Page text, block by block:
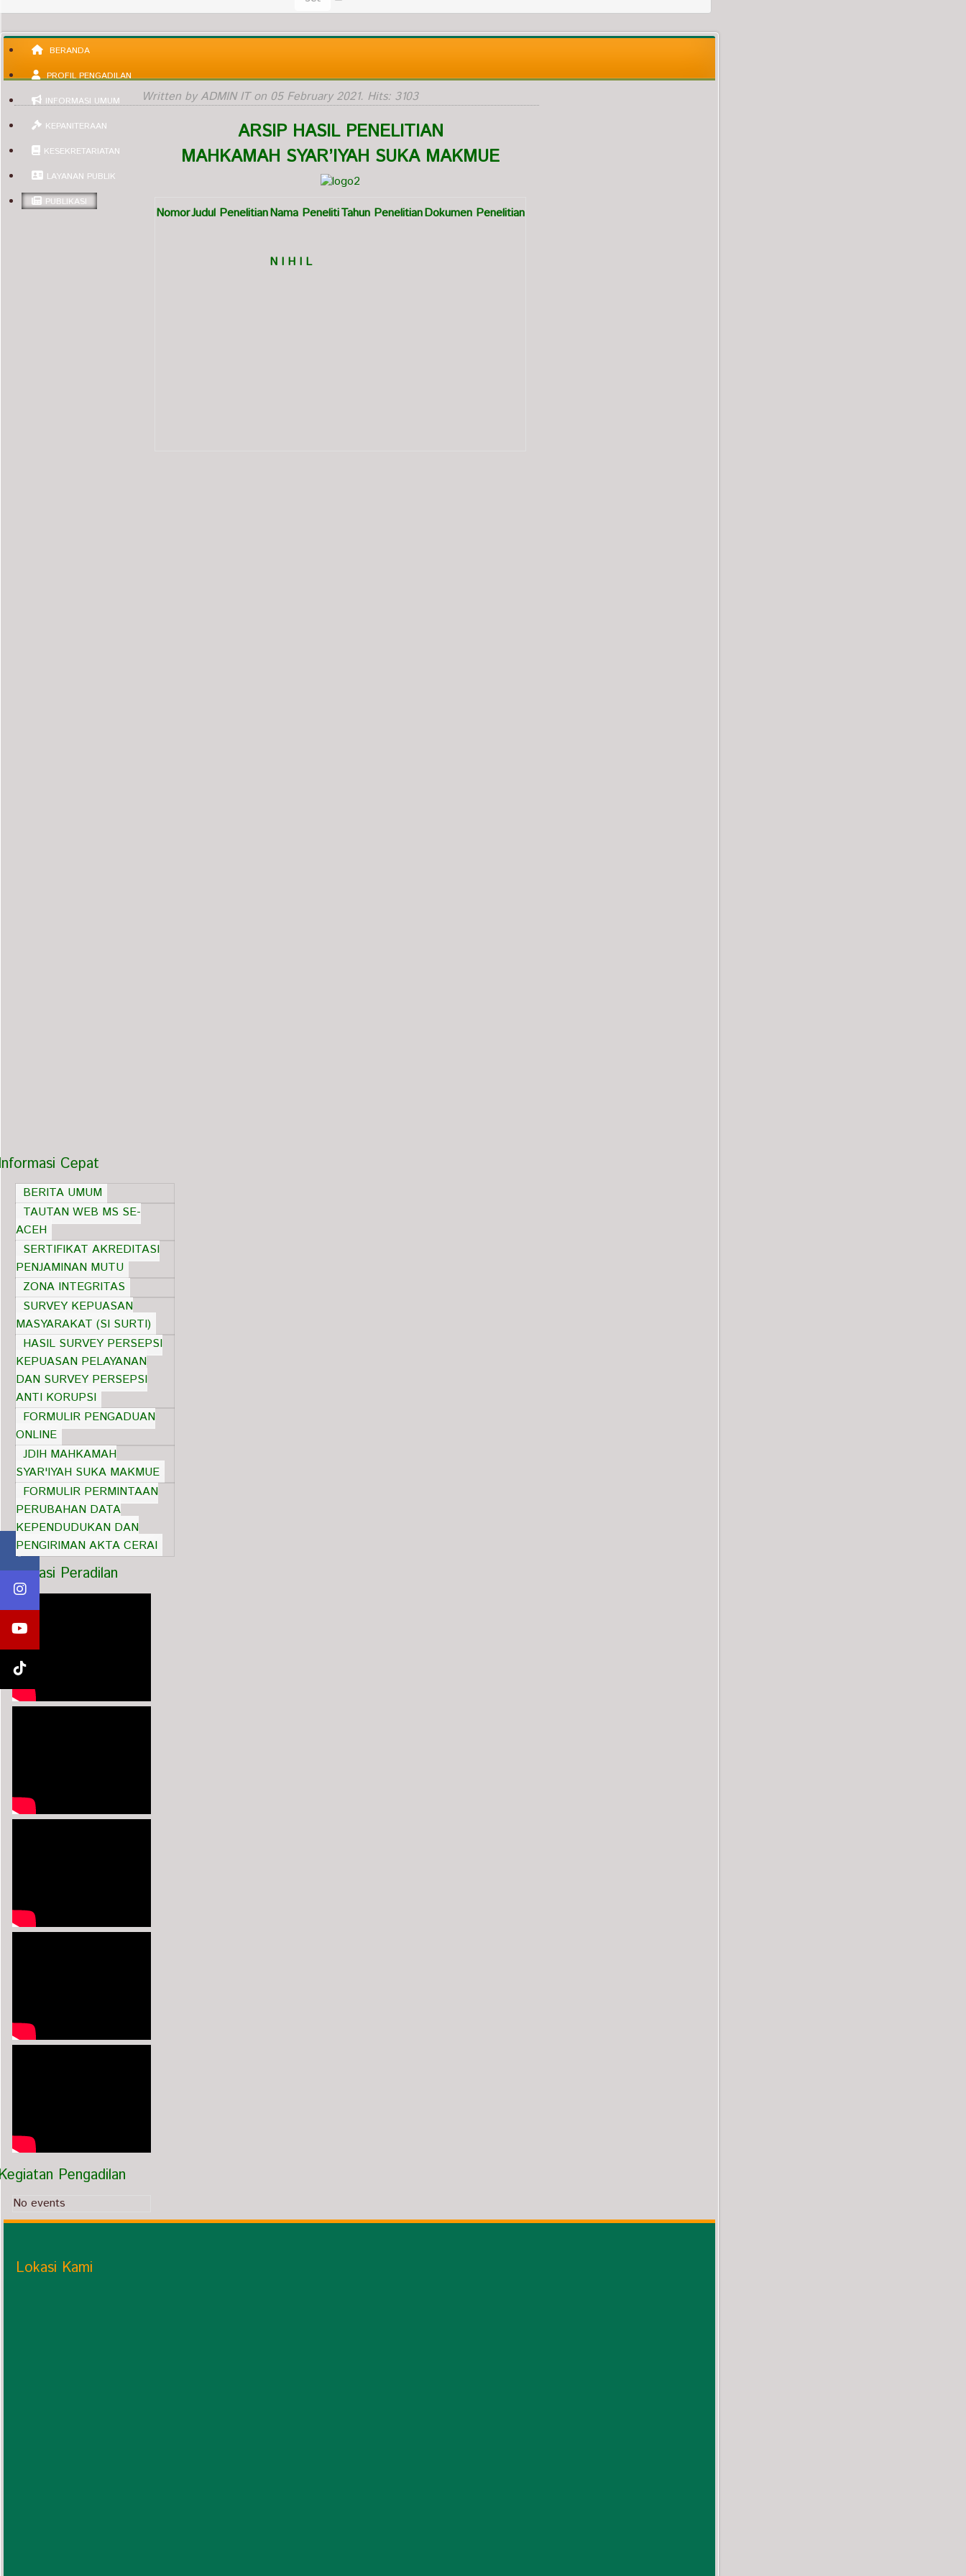
BERANDA
PROFIL PENGADILAN
INFORMASI UMUM
KEPANITERAAN
KESEKRETARIATAN
LAYANAN PUBLIK
PUBLIKASI
Written by ADMIN IT on 05 February 2021. Hits: 3103
ARSIP HASIL PENELITIAN
MAHKAMAH SYAR’IYAH SUKA MAKMUE
NomorJudul PenelitianNama PenelitiTahun PenelitianDokumen Penelitian
N I H I L
Cepat
BERITA UMUM
TAUTAN WEB MS SE-
ACEH
SERTIFIKAT AKREDITASI
PENJAMINAN MUTU
ZONA INTEGRITAS
SURVEY KEPUASAN
MASYARAKAT (SI SURTI)
HASIL SURVEY PERSEPSI
KEPUASAN PELAYANAN
DAN SURVEY PERSEPSI
ANTI KORUPSI
FORMULIR PENGADUAN
ONLINE
JDIH MAHKAMAH
SYAR'IYAH SUKA MAKMUE
FORMULIR PERMINTAAN
PERUBAHAN DATA
KEPENDUDUKAN DAN
PENGIRIMAN AKTA CERAI
Peradilan
Pengadilan
No events
Lokasi Kami